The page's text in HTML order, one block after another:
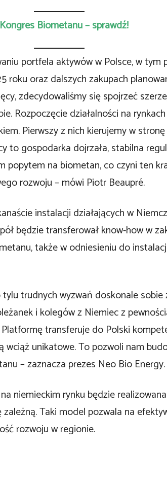
Biometanu – sprawdź!
portfela aktywów w Polsce, w tym
roku oraz dalszych zakupach
zdecydowaliśmy się spojrzeć
Rozpoczęcie działalności na
Pierwszy z nich kierujemy w
to gospodarka dojrzała, stabilna
popytem na biometan, co czyni ten
rozwoju – mówi Piotr Beaupré.
instalacji działających w
będzie transferował know-how w
także w odniesieniu do
trudnych wyzwań doskonale
i kolegów z Niemiec z
transferuje do Polski
wciąż unikatowe. To pozwoli nam
– zaznacza prezes Neo Bio Energy.
niemieckim rynku będzie
Taki model pozwala na
rozwoju w regionie.